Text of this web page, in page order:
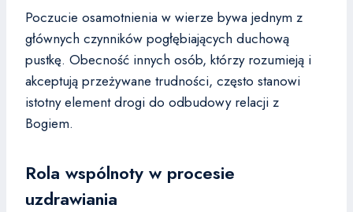
Poczucie osamotnienia w wierze bywa jednym z
głównych czynników pogłębiających duchową
pustkę. Obecność innych osób, którzy rozumieją i
akceptują przeżywane trudności, często stanowi
istotny element drogi do odbudowy relacji z
Bogiem.
Rola wspólnoty w procesie
uzdrawiania